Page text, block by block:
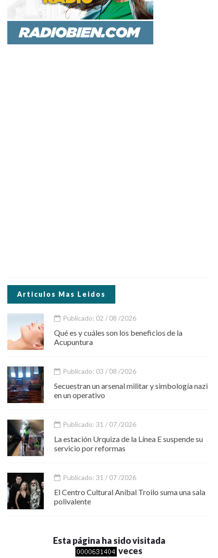
Articulos Mas Leidos
Publicado: 02 / 08 /2026
Qué es y cuáles son los beneficios de la
Acupuntura
Publicado: 03 / 08 /2026
Secuestran un arsenal militar y simbología nazi
en un operativo
Publicado: 31 / 07 /2026
La estación Urquiza de la Línea E suspende su
servicio por reformas
Publicado: 31 / 07 /2026
El Centro Cultural Aníbal Troilo suma una sala
polivalente
Esta página ha sido visitada
veces